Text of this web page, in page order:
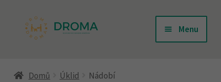
Přeskočit
Přejít
webu
Menu
Domů Úklid Nádobí